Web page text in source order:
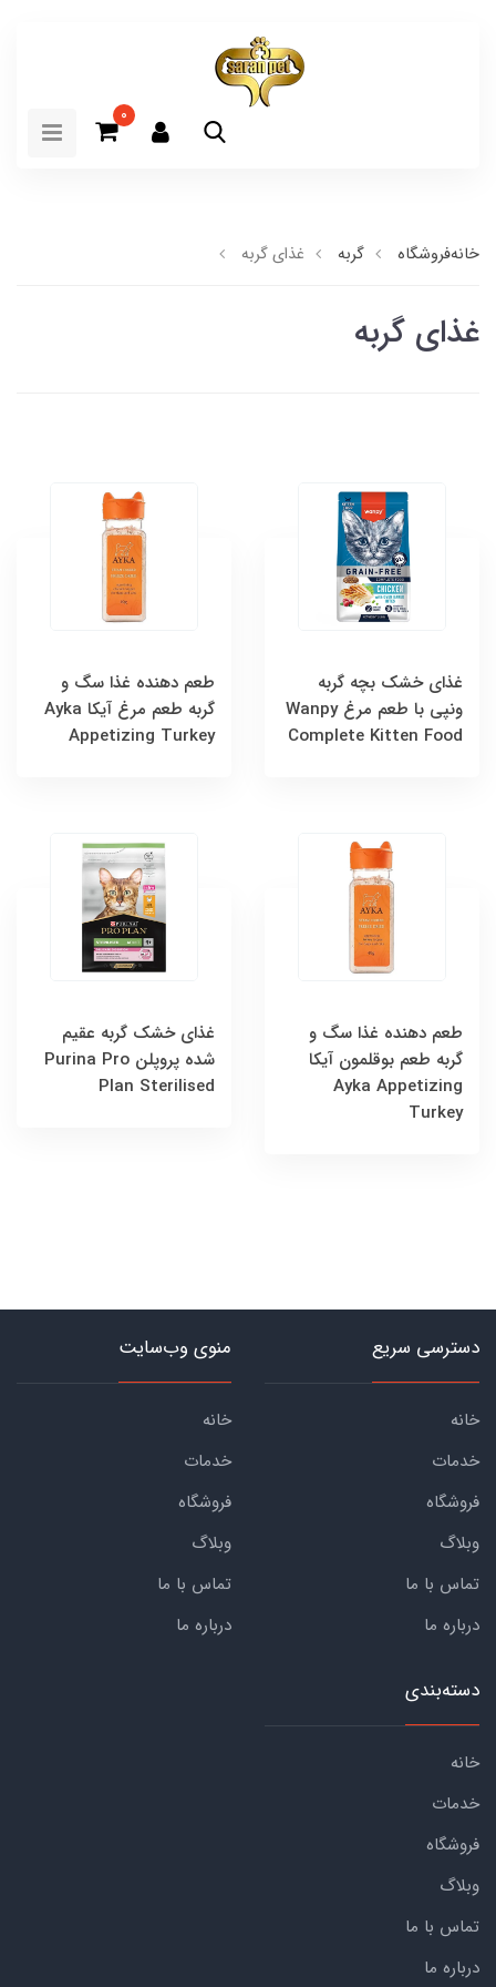
0
خانهفروشگاه گربه غذای گربه
غذای گربه
غذای خشک بچه گربه
ونپی با طعم مرغ Wanpy
Complete Kitten Food
طعم دهنده غذا سگ و
گربه طعم مرغ آیکا Ayka
Appetizing Turkey
طعم دهنده غذا سگ و
گربه طعم بوقلمون آیکا
Ayka Appetizing
Turkey
غذای خشک گربه عقیم
شده پروپلن Purina Pro
Plan Sterilised
دسترسی سریع
خانه
خدمات
فروشگاه
وبلاگ
تماس با ما
درباره ما
منوی وب‌سایت
خانه
خدمات
فروشگاه
وبلاگ
تماس با ما
درباره ما
دسته‌بندی
خانه
خدمات
فروشگاه
وبلاگ
تماس با ما
درباره ما